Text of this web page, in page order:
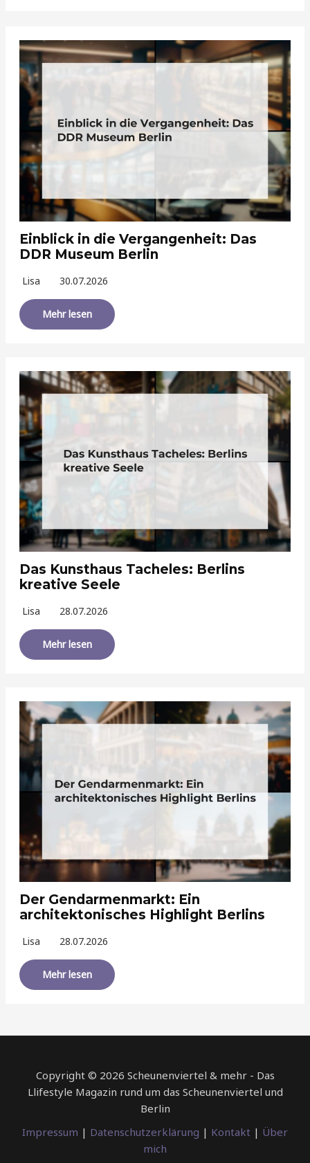
Einblick in die Vergangenheit: Das
DDR Museum Berlin
Lisa 30.07.2026
Mehr lesen
Das Kunsthaus Tacheles: Berlins
kreative Seele
Lisa 28.07.2026
Mehr lesen
Der Gendarmenmarkt: Ein
architektonisches Highlight Berlins
Lisa 28.07.2026
Mehr lesen
Copyright © 2026 Scheunenviertel & mehr - Das
Llifestyle Magazin rund um das Scheunenviertel und
Berlin
Impressum | Datenschutzerklärung | Kontakt | Über
mich